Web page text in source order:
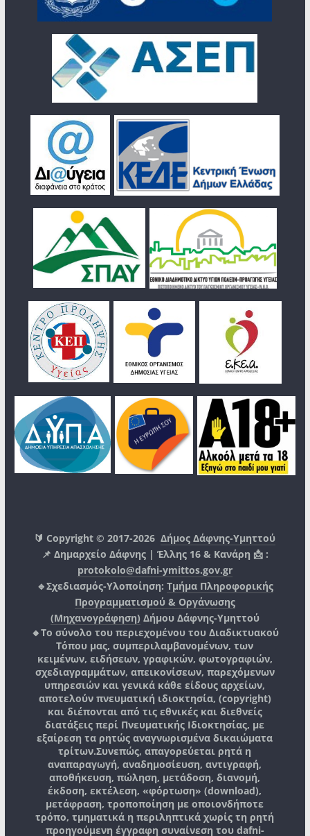
🔰 Copyright © 2017-2026Δήμος Δάφνης-Υμηττού
📌 Δημαρχείο Δάφνης | Έλλης 16 & Κανάρη 📩 :
protokolo@dafni-ymittos.gov.gr
🔹Σχεδιασμός-Υλοποίηση: Τμήμα Πληροφορικής
Προγραμματισμού & Οργάνωσης
(Μηχανογράφηση) Δήμου Δάφνης-Υμηττού
🔸Το σύνολο του περιεχομένου του Διαδικτυακού
Τόπου μας, συμπεριλαμβανομένων, των
κειμένων, ειδήσεων, γραφικών, φωτογραφιών,
σχεδιαγραμμάτων, απεικονίσεων, παρεχόμενων
υπηρεσιών και γενικά κάθε είδους αρχείων,
αποτελούν πνευματική ιδιοκτησία, (copyright)
και διέπονται από τις εθνικές και διεθνείς
διατάξεις περί Πνευματικής Ιδιοκτησίας, με
εξαίρεση τα ρητώς αναγνωρισμένα δικαιώματα
τρίτων.Συνεπώς, απαγορεύεται ρητά η
αναπαραγωγή, αναδημοσίευση, αντιγραφή,
αποθήκευση, πώληση, μετάδοση, διανομή,
έκδοση, εκτέλεση, «φόρτωση» (download),
μετάφραση, τροποποίηση με οποιονδήποτε
τρόπο, τμηματικά η περιληπτικά χωρίς τη ρητή
προηγούμενη έγγραφη συναίνεση του dafni-